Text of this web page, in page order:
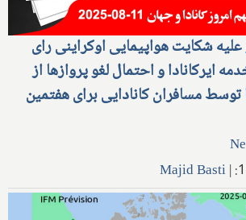
علیه شکایت هواپیمایی اوکراینی رای
ایرکانادا و احتمال لغو پروازها از
توسط مسافران کانادایی برای هفتمین
|
Majid Basti